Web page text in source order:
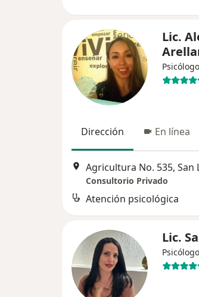
Lic.
Psicólogo
Dirección En línea
Agricultura No. 535, San
Consultorio Privado
Atención psicológica
Lic.
Psicólogo